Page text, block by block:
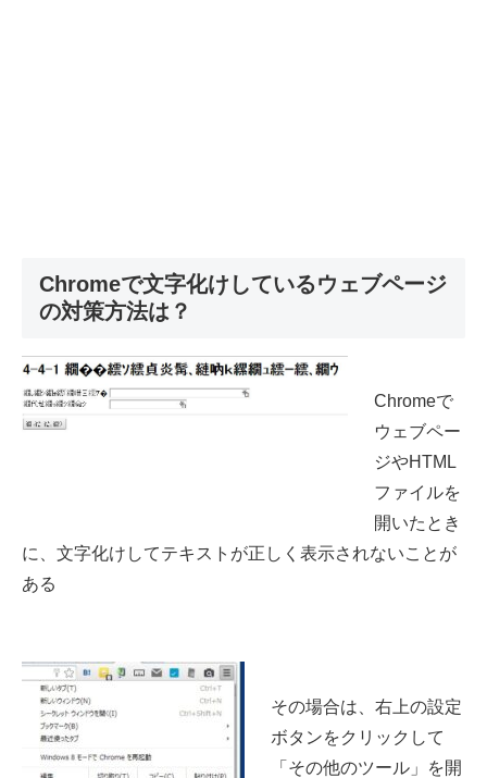
Chromeで文字化けしているウェブページ
の対策方法は？
Chromeで
ウェブペー
ジやHTML
ファイルを
開いたとき
に、文字化けしてテキストが正しく表示されないことが
ある
その場合は、右上の設定
ボタンをクリックして
「その他のツール」を開